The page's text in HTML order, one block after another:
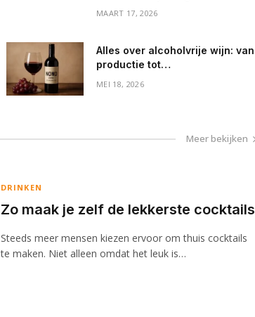
MAART 17, 2026
Alles over alcoholvrije wijn: van
productie tot
MEI 18, 2026
Meer bekijken
DRINKEN
Zo maak je zelf de lekkerste cocktails
Steeds meer mensen kiezen ervoor om thuis cocktails
te maken. Niet alleen omdat het leuk is…